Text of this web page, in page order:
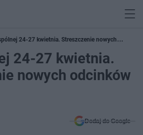
24-27 kwietnia. Streszczenie nowych
24-27 kwietnia.
nowych odcinków
Dodaj do Google